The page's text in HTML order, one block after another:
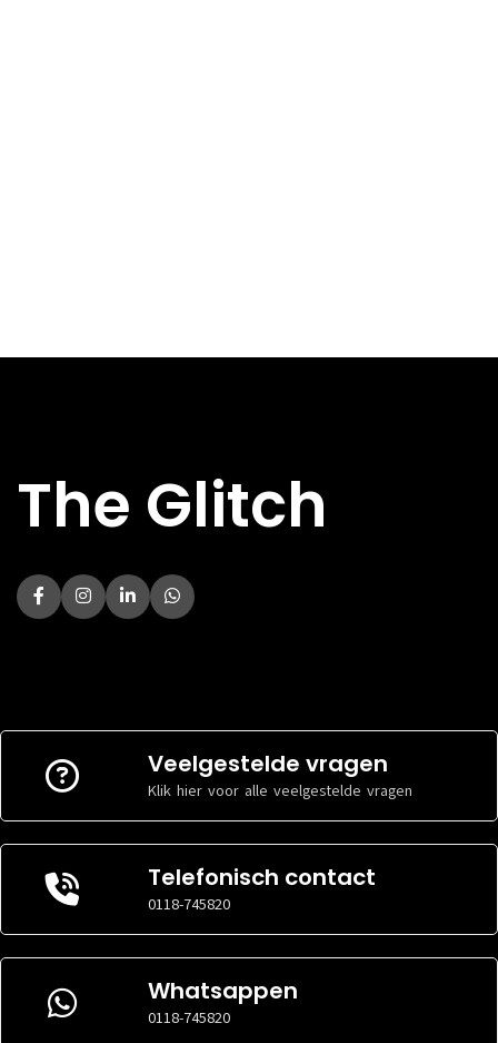
The Glitch
Veelgestelde vragen
Klik hier voor alle veelgestelde vragen
Telefonisch contact
0118-745820
Whatsappen
0118-745820